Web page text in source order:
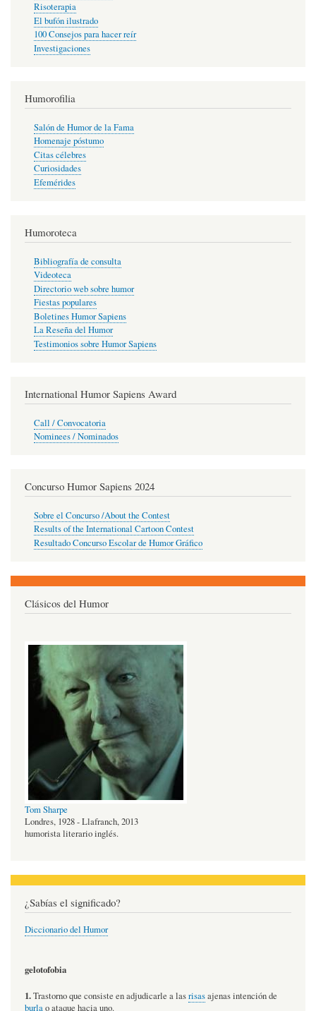
Risoterapia
El bufón ilustrado
100 Consejos para hacer reír
Investigaciones
Humorofilia
Salón de Humor de la Fama
Homenaje póstumo
Citas célebres
Curiosidades
Efemérides
Humoroteca
Bibliografía de consulta
Videoteca
Directorio web sobre humor
Fiestas populares
Boletines Humor Sapiens
La Reseña del Humor
Testimonios sobre Humor Sapiens
International Humor Sapiens Award
Call / Convocatoria
Nominees / Nominados
Concurso Humor Sapiens 2024
Sobre el Concurso /About the Contest
Results of the International Cartoon Contest
Resultado Concurso Escolar de Humor Gráfico
Clásicos del Humor
Tom Sharpe
Londres, 1928 - Llafranch, 2013
humorista literario inglés.
¿Sabías el significado?
Diccionario del Humor
gelotofobia
1.Trastorno que consiste en adjudicarle a lasrisasajenas intención de
burlao ataque hacia uno.